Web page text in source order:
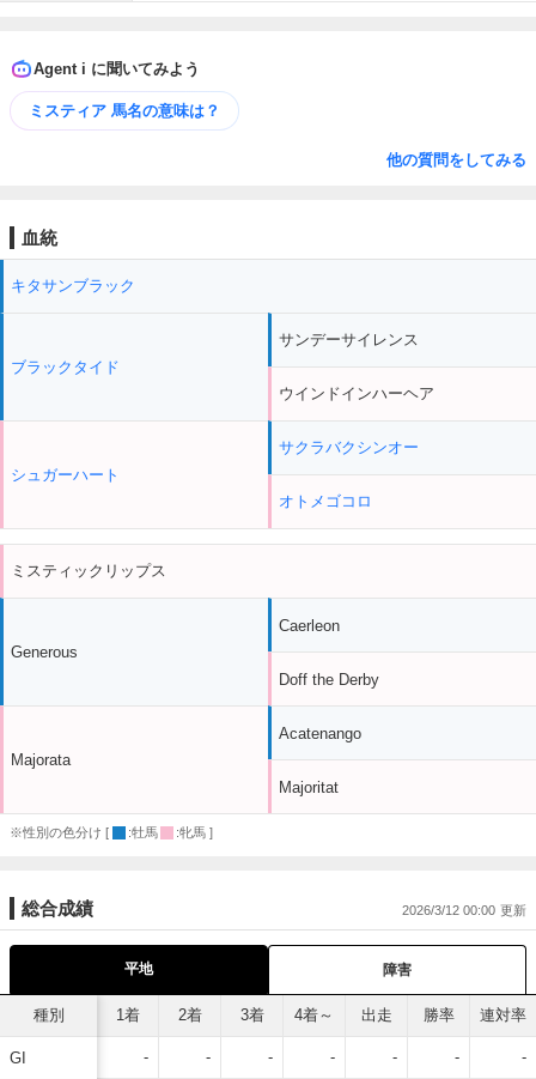
Agent i に聞いてみよう
ミスティア 馬名の意味は？
他の質問をしてみる
血統
キタサンブラック
ブラックタイド
シュガーハート
サンデーサイレンス
ウインドインハーヘア
サクラバクシンオー
オトメゴコロ
ミスティックリップス
Generous
Majorata
Caerleon
Doff the Derby
Acatenango
Majoritat
※性別の色分け [ :牡馬 :牝馬 ]
総合成績 2026/3/12 00:00
平地 障害
種別
GI
1着 2着 3着 4着～ 出走 勝率 連対率
- - - - - - -